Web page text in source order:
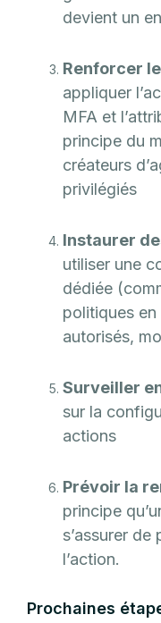
devient un
Renforcer
appliquer
MFA et
principe du
créateurs
privilégiés
Instaurer
utiliser une
dédiée
politiques
autorisés,
Surveiller
sur la
actions
Prévoir la
principe
s’assurer
l’action.
Prochaines